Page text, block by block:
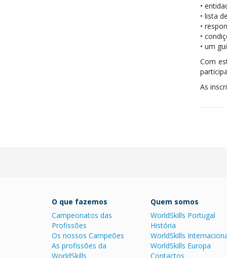
•
• lista
•
•
• um
Com
As
O que fazemos
Campeonatos das
Profissões
Os nossos Campeões
As profissões da
WorldSkills
Quem somos
WorldSkills Portugal
História
WorldSkills
WorldSkills Europa
Contactos